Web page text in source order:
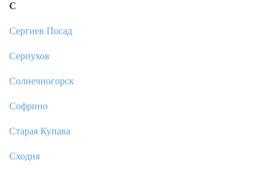
С
Сергиев Посад
Серпухов
Солнечногорск
Софрино
Старая Купава
Сходня